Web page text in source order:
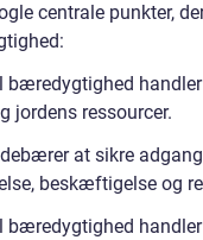
centrale punkter,
bæredygtighed
jordens ressourcer.
at sikre
beskæftigelse og
bæredygtighed